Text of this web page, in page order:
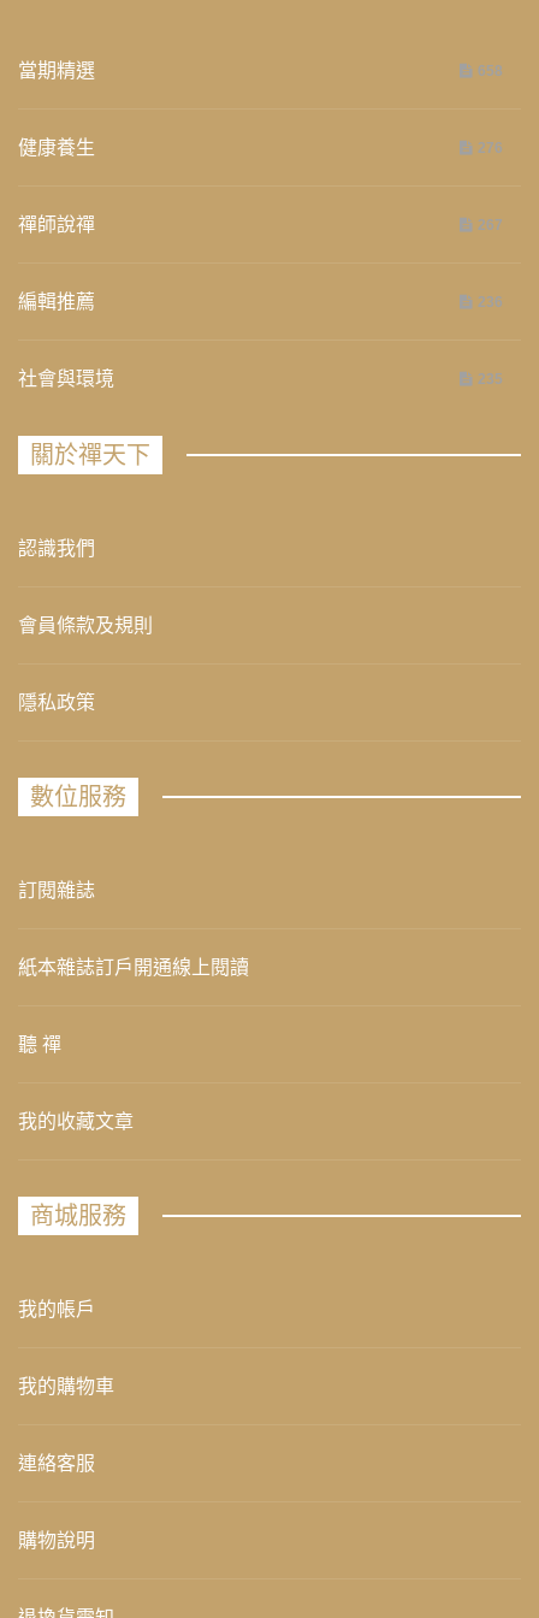
當期精選 658
健康養生 276
禪師說禪 267
編輯推薦 236
社會與環境 235
關於禪天下
認識我們
會員條款及規則
隱私政策
數位服務
訂閱雜誌
紙本雜誌訂戶開通線上閱讀
聽 禪
我的收藏文章
商城服務
我的帳戶
我的購物車
連絡客服
購物說明